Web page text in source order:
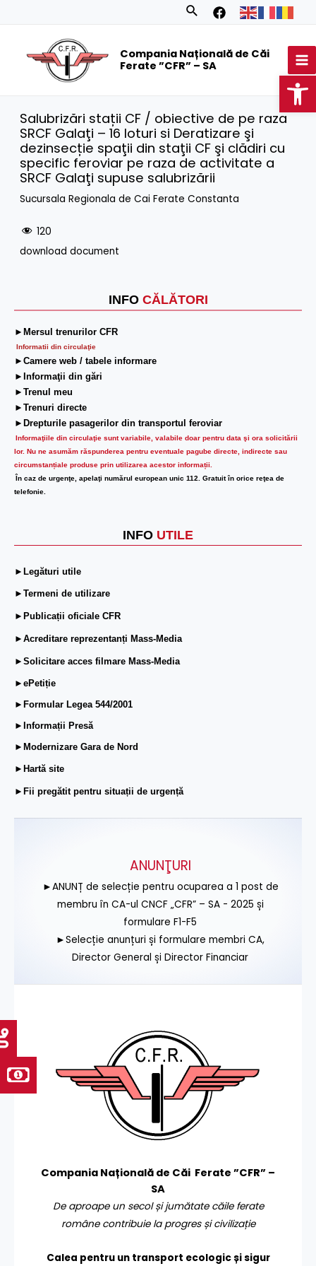
Search
Compania Națională de Căi
Ferate ”CFR” – SA
INFO CĂLĂTORI
►Mersul trenurilor CFR
Informatii din circulaţie
►Camere web / tabele informare
►Informaţii din gări
►Trenul meu
►Trenuri directe
►Drepturile pasagerilor din transportul feroviar
Informaţiile din circulaţie sunt variabile, valabile doar pentru data şi ora solicitării
lor. Nu ne asumăm răspunderea pentru eventuale pagube directe, indirecte sau
circumstanțiale produse prin utilizarea acestor informații.
În caz de urgenţe, apelaţi numărul european unic 112. Gratuit în orice reţea de
telefonie.
INFO UTILE
►Legături utile
►Termeni de utilizare
►Publicații oficiale CFR
►Acreditare reprezentanți Mass-Media
►Solicitare acces filmare Mass-Media
►ePetiție
►Formular Legea 544/2001
►Informații Presă
►Modernizare Gara de Nord
►Hartă site
►Fii pregătit pentru situații de urgență
Salubrizări stații CF / obiective de pe raza
SRCF Galaţi – 16 loturi si Deratizare şi
dezinsecție spaţii din staţii CF şi clădiri cu
specific feroviar pe raza de activitate a
SRCF Galaţi supuse salubrizării
Sucursala Regionala de Cai Ferate Constanta
120
download document
ANUNŢURI
►ANUNȚ de selecție pentru ocuparea a 1 post de
membru în CA-ul CNCF „CFR” – SA - 2025 și
formulare F1-F5
►Selecție anunțuri și formulare membri CA,
Director General și Director Financiar
Compania Națională de Căi Ferate ”CFR” –
SA
De aproape un secol și jumătate căile ferate
române contribuie la progres și civilizație
Calea pentru un transport ecologic și sigur